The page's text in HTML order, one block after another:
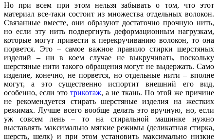
Но при всем при этом нельзя забывать о том, что этот
материал все-таки состоит из множества отдельных волокон.
Связанные вместе, они образуют достаточно прочную нить,
но если эту нить подвергнуть деформационным нагрузкам,
которые могут привести к перекручиванию волокон, то она
порвется. Это – самое важное правило стирки шерстяных
изделий – ни в коем случае не выкручивать, поскольку
шерстяные нити такого обращения могут не выдержать. Само
изделие, конечно, не порвется, но отдельные нити – вполне
могут, а это существенно испортит внешний его вид,
особенно, если это трикотаж, а не ткань. По этой же причине
не рекомендуется стирать шерстяные изделия на жестких
режимах. Лучше всего вообще делать это вручную, но, если
уж совсем лень – то на стиральной машинке нужно
выставлять максимально мягкие режимы (деликатная стирка,
шерсть, шелк) и при этом установить максимально низкие